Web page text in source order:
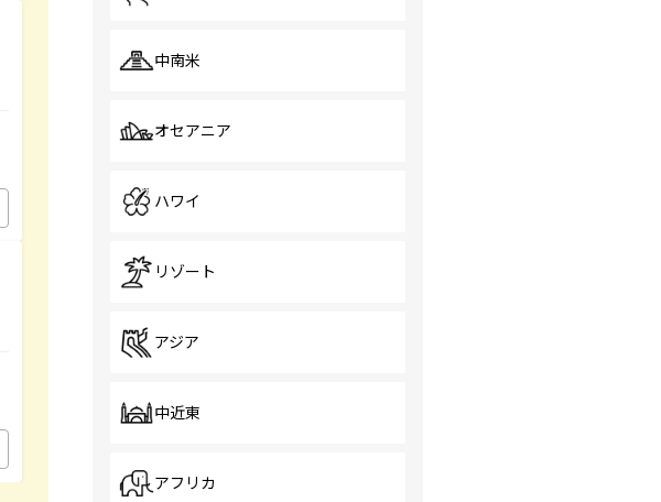
中南米
オセアニア
ハワイ
リゾート
アジア
中近東
アフリカ